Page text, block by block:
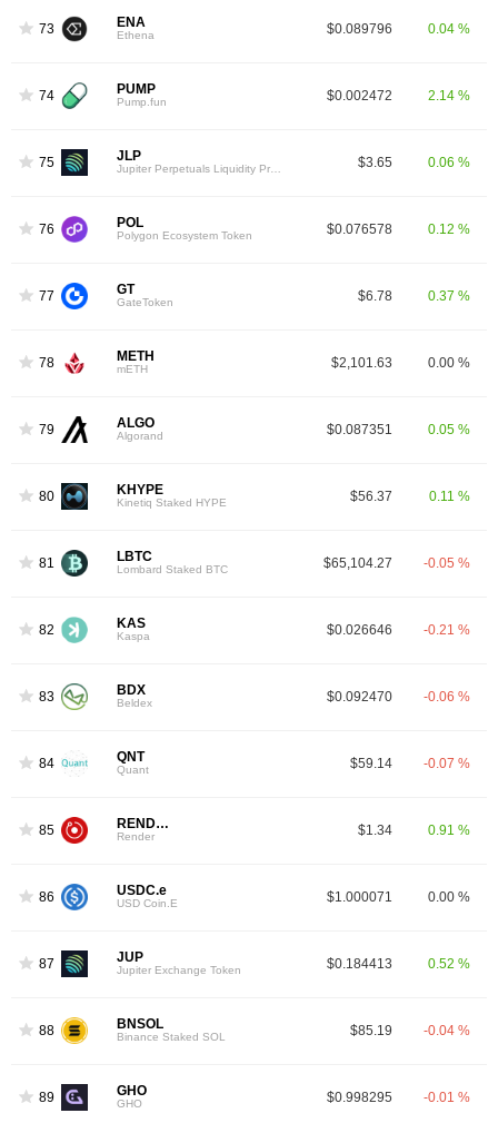
73 ENA
Ethena $0.089796 0.04 %
74 PUMP
Pump.fun $0.002472 2.14 %
75 JLP $3.65 0.06 %
76 POL
Polygon Ecosystem Token $0.076578 0.12 %
77 GT
GateToken $6.78 0.37 %
78 METH
mETH $2,101.63 0.00 %
79 ALGO
Algorand $0.087351 0.05 %
80 KHYPE
Kinetiq Staked HYPE $56.37 0.11 %
81 LBTC
Lombard Staked BTC $65,104.27 -0.05 %
82 KAS
Kaspa $0.026646 -0.21 %
83 BDX
Beldex $0.092470 -0.06 %
84 QNT
Quant $59.14 -0.07 %
85 RENDER
Render $1.34 0.91 %
86 USDC.e
USD Coin.E $1.000071 0.00 %
87 JUP
Jupiter Exchange Token $0.184413 0.52 %
88 BNSOL
Binance Staked SOL $85.19 -0.04 %
89 GHO
GHO $0.998295 -0.01 %